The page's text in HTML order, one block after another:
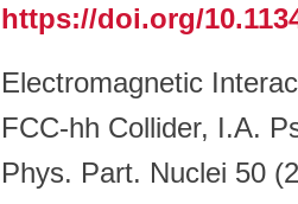
https://doi.org/
Electromagnetic
FCC-hh Collider, I.A.
Phys. Part. Nuclei 50